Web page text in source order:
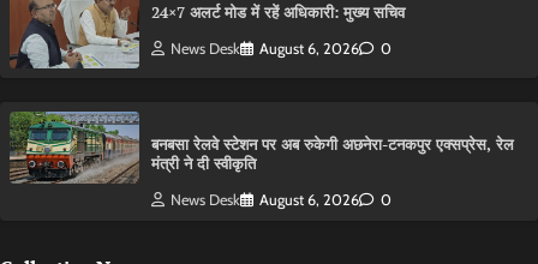
24×7 अलर्ट मोड में रहें अधिकारी: मुख्य सचिव
News Desk August 6, 2026 0
बनबसा रेलवे स्टेशन पर अब रुकेगी अछनेरा-टनकपुर एक्सप्रेस, रेल
मंत्री ने दी स्वीकृति
News Desk August 6, 2026 0